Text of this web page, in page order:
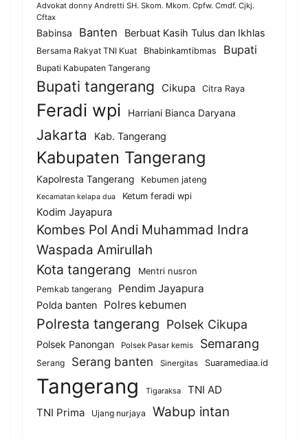
Advokat donny Andretti SH. Skom. Mkom. Cpfw. Cmdf. Cjkj.
Cftax
Babinsa Banten Berbuat Kasih Tulus dan Ikhlas
Bersama Rakyat TNI Kuat Bhabinkamtibmas Bupati
Bupati Kabupaten Tangerang
Bupati tangerang Cikupa Citra Raya
Feradi wpi Harriani Bianca Daryana
Jakarta Kab. Tangerang
Kabupaten Tangerang
Kapolresta Tangerang Kebumen jateng
Kecamatan kelapa dua Ketum feradi wpi
Kodim Jayapura
Kombes Pol Andi Muhammad Indra
Waspada Amirullah
Kota tangerang
Mentri nusron
Pemkab tangerang
Pendim Jayapura
Polda banten Polres kebumen
Polresta tangerang Polsek Cikupa
Polsek Panongan Polsek Pasar kemis Semarang
Serang Serang banten Sinergitas Suaramediaa.id
Tangerang Tigaraksa
TNI AD
TNI Prima
Ujang nurjaya Wabup intan